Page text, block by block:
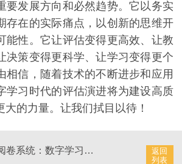
要发展方向和必然趋势。它以务实
存在的实际痛点，以创新的思维开
能性。它让评估变得更高效、让教
决策变得更科学、让学习变得更个
相信，随着技术的不断进步和应用
学习时代的评估演进将为建设高质
的力量。让我们拭目以待！
返回
列表
人工智能阅卷系统：数字学习时代的评估革新